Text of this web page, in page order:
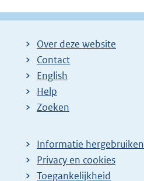
Over deze website
Contact
English
Help
Zoeken
Informatie hergebruiken
Privacy en cookies
Toegankelijkheid